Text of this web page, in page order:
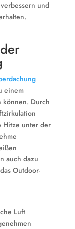
und
einem
können. Durch
Hitze unter der
auch dazu
Outdoor-
Luft